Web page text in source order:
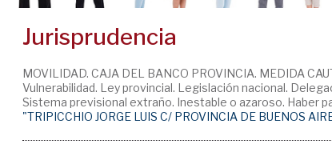
Jurisprudencia
MOVILIDAD. CAJA DEL BANCO PROVINCIA. MEDIDA
Vulnerabilidad. Ley provincial. Legislación nacional.
Sistema previsional extraño. Inestable o azaroso. Haber
"TRIPICCHIO JORGE LUIS C/ PROVINCIA DE BUENOS